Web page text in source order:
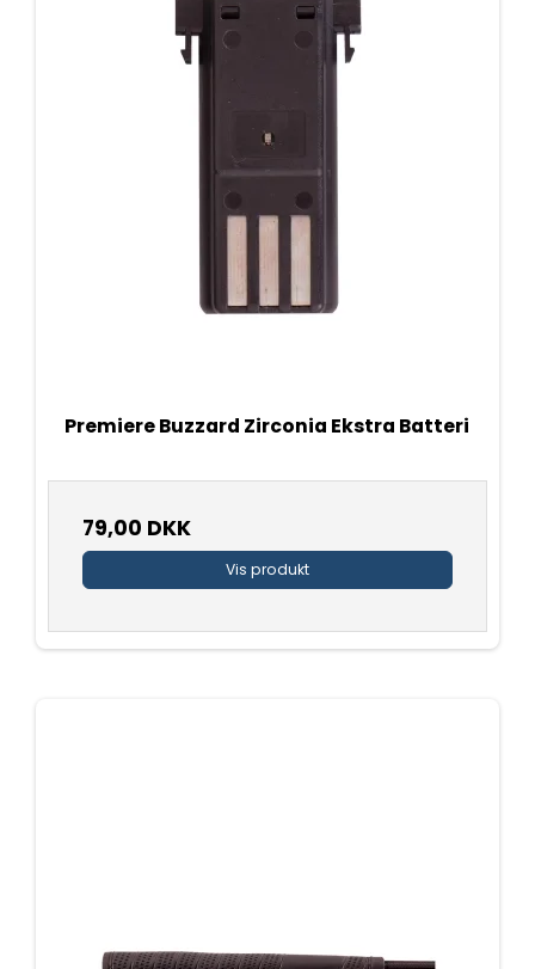
Premiere Buzzard Zirconia Ekstra Batteri
79,00 DKK
Vis produkt